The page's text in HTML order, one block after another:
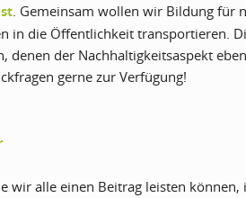
. Gemeinsam wollen wir Bildung für
in die Öffentlichkeit transportieren.
denen der Nachhaltigkeitsaspekt
gerne zur Verfügung!
wir alle einen Beitrag leisten können,